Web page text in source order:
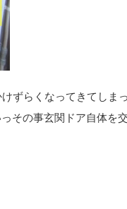
ずらくなってきてしま
その事玄関ドア自体を